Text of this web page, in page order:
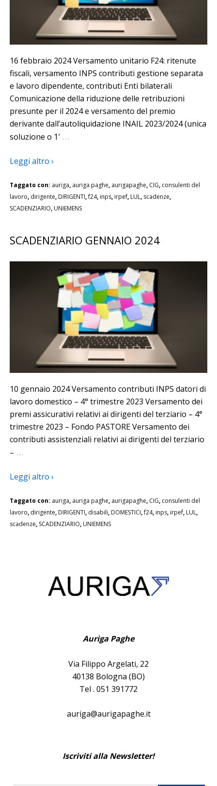
16 febbraio 2024 Versamento unitario F24: ritenute
fiscali, versamento INPS contributi gestione separata
e lavoro dipendente, contributi Enti bilaterali
Comunicazione della riduzione delle retribuzioni
presunte per il 2024 e versamento del premio
derivante dall’autoliquidazione INAIL 2023/2024 (unica
soluzione o 1′ …
Leggi altro ›
Taggato con: auriga, auriga paghe, aurigapaghe, CIG, consulenti del
lavoro, dirigente, DIRIGENTI,f24, inps, irpef, LUL, scadenze,
SCADENZIARIO, UNIEMENS
SCADENZIARIO GENNAIO 2024
10 gennaio 2024 Versamento contributi INPS datori di
lavoro domestico – 4° trimestre 2023 Versamento dei
premi assicurativi relativi ai dirigenti del terziario – 4°
trimestre 2023 – Fondo PASTORE Versamento dei
contributi assistenziali relativi ai dirigenti del terziario
– …
Leggi altro ›
Taggato con: auriga, auriga paghe, aurigapaghe, CIG, consulenti del
lavoro, dirigente, DIRIGENTI, disabili, DOMESTICI,f24, inps, irpef, LUL,
scadenze, SCADENZIARIO, UNIEMENS
Auriga Paghe
Via Filippo Argelati, 22
40138 Bologna (BO)
Tel . 051 391772
auriga@aurigapaghe.it
Iscriviti alla Newsletter!